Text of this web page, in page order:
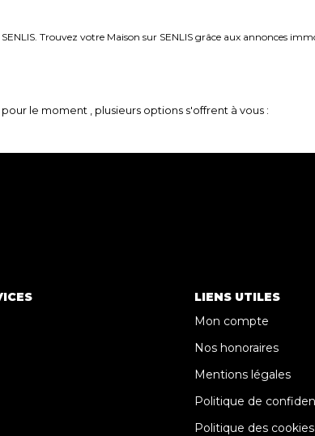
Trouvez votre Maison sur SENLIS grâce aux annonces
le moment , plusieurs options s'offrent à vous :
LIENS UTILES
Mon compte
Nos honoraires
Mentions légales
Politique de
Politique des cookies